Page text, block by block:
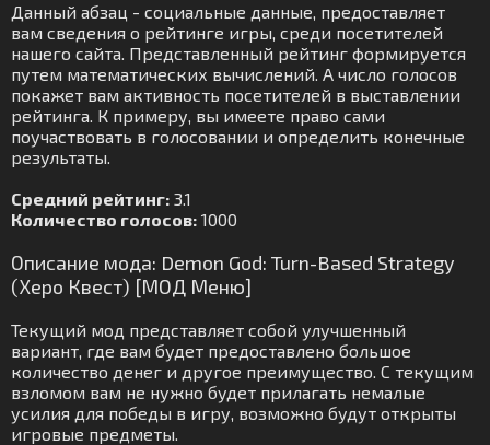
Данный абзац - социальные данные, предоставляет
вам сведения о рейтинге игры, среди посетителей
нашего сайта. Представленный рейтинг формируется
путем математических вычислений. А число голосов
покажет вам активность посетителей в выставлении
рейтинга. К примеру, вы имеете право сами
поучаствовать в голосовании и определить конечные
результаты.
Средний рейтинг: 3.1
Количество голосов: 1000
Описание мода: Demon God: Turn-Based Strategy
(Херо Квест) [МОД Меню]
Текущий мод представляет собой улучшенный
вариант, где вам будет предоставлено большое
количество денег и другое преимущество. С текущим
взломом вам не нужно будет прилагать немалые
усилия для победы в игру, возможно будут открыты
игровые предметы.